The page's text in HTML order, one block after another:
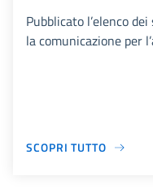
Pubblicato l’elenco
la comunicazione per
SCOPRI TUTTO